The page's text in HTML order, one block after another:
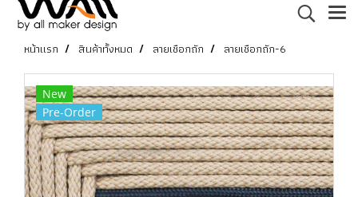
หน้าแรก สินค้าทั้งหมด ลายเชือกถัก ลายเชือกถัก-6
New
Pre-Order